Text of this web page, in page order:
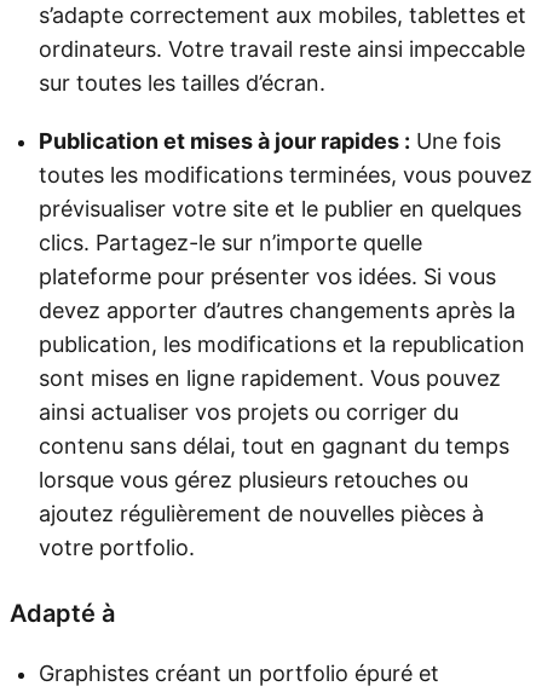
s’adapte correctement aux mobiles, tablettes et
ordinateurs. Votre travail reste ainsi impeccable
sur toutes les tailles d’écran.
Publication et mises à jour rapides : Une fois
toutes les modifications terminées, vous pouvez
prévisualiser votre site et le publier en quelques
clics. Partagez-le sur n’importe quelle
plateforme pour présenter vos idées. Si vous
devez apporter d’autres changements après la
publication, les modifications et la republication
sont mises en ligne rapidement. Vous pouvez
ainsi actualiser vos projets ou corriger du
contenu sans délai, tout en gagnant du temps
lorsque vous gérez plusieurs retouches ou
ajoutez régulièrement de nouvelles pièces à
votre portfolio.
Adapté à
Graphistes créant un portfolio épuré et